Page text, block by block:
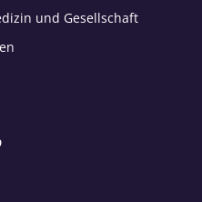
und Gesellschaft